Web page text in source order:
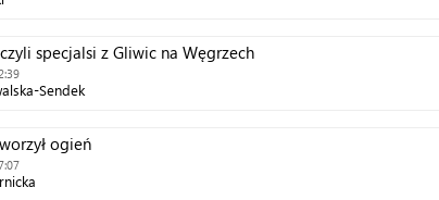
czyli specjalsi z Gliwic na Węgrzech
Sendek
ogień